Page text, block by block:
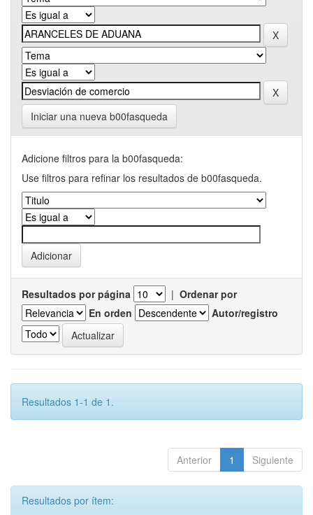
Iniciar una nueva b00fasqueda
Adicione filtros para la b00fasqueda:
Use filtros para refinar los resultados de b00fasqueda.
Resultados por página | Ordenar por
En orden
Autor/registro
Resultados 1-1 de 1.
Anterior 1 Siguiente
Resultados por ítem: